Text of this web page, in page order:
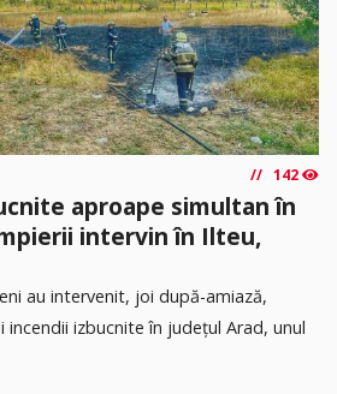
142
aproape simultan în
intervin în Ilteu,
au intervenit, joi după-amiază,
izbucnite în județul Arad, unul